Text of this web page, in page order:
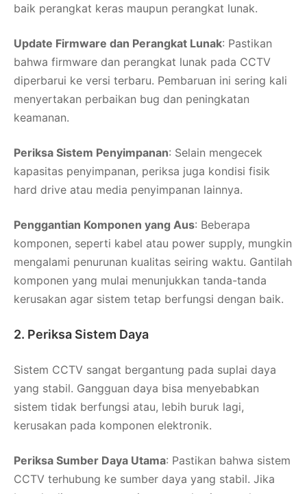
baik perangkat keras maupun perangkat lunak.
Update Firmware dan Perangkat Lunak: Pastikan
bahwa firmware dan perangkat lunak pada CCTV
diperbarui ke versi terbaru. Pembaruan ini sering kali
menyertakan perbaikan bug dan peningkatan
keamanan.
Periksa Sistem Penyimpanan: Selain mengecek
kapasitas penyimpanan, periksa juga kondisi fisik
hard drive atau media penyimpanan lainnya.
Penggantian Komponen yang Aus: Beberapa
komponen, seperti kabel atau power supply, mungkin
mengalami penurunan kualitas seiring waktu. Gantilah
komponen yang mulai menunjukkan tanda-tanda
kerusakan agar sistem tetap berfungsi dengan baik.
2. Periksa Sistem Daya
Sistem CCTV sangat bergantung pada suplai daya
yang stabil. Gangguan daya bisa menyebabkan
sistem tidak berfungsi atau, lebih buruk lagi,
kerusakan pada komponen elektronik.
Periksa Sumber Daya Utama: Pastikan bahwa sistem
CCTV terhubung ke sumber daya yang stabil. Jika